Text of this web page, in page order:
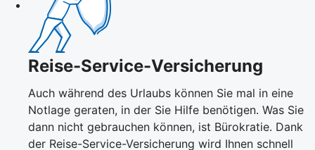
Reise-Service-Versicherung
Auch während des Urlaubs können Sie mal in eine
Notlage geraten, in der Sie Hilfe benötigen. Was Sie
dann nicht gebrauchen können, ist Bürokratie. Dank
der Reise-Service-Versicherung wird Ihnen schnell